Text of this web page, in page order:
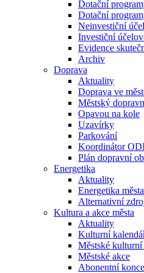
Dotační
Dotační
Neinvestiční
Investiční
Evidence
Archiv
Doprava
Aktuality
Doprava ve
Městský
Opavou na kole
Uzavírky
Parkování
Koordinátor
Plán dopravní
Energetika
Aktuality
Energetika města
Alternativní
Kultura a akce města
Aktuality
Kulturní
Městské
Městské akce
Abonentní